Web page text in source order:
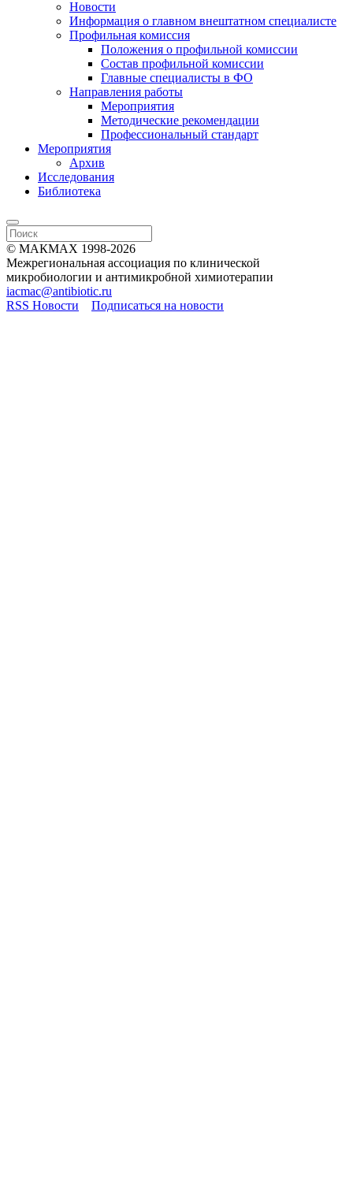
Новости
Информация о главном внештатном специалисте
Профильная комиссия
Положения о профильной комиссии
Состав профильной комиссии
Главные специалисты в ФО
Направления работы
Мероприятия
Методические рекомендации
Профессиональный стандарт
Мероприятия
Архив
Исследования
Библиотека
© МАКМАХ 1998-2026
Межрегиональная ассоциация по клинической
микробиологии и антимикробной химиотерапии
iacmac@antibiotic.ru
RSS Новости
Подписаться на новости